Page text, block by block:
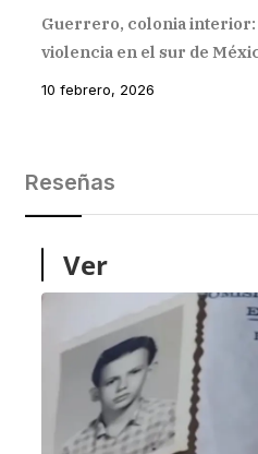
Guerrero, colonia interior:
violencia en el sur de
10 febrero, 2026
Reseñas
Ver